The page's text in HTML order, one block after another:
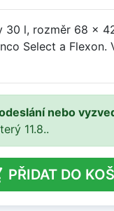
30 l, rozměr 68 x
Select a Flexon.
nebo
11.8..
PŘIDAT DO